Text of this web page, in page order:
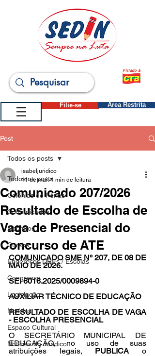
Filiado à
Filie-se Área Restrita
Post
Todos os posts
Colônias de Férias
Comunicados
Decretos
Cursos
Endereços DREs / Escolas
Congresso
Legislação
Notícias
Espaço Cultural
Notícias do Jurídico
Todos os posts
Comunicado 207/2026
Resultado de Escolha de
Vaga de Presencial do
Concurso de ATE
isabeljuridico
11 de mai. 1 min de leitura
COMUNICADO SME Nº 207, DE 08 DE
MAIO DE 2026.
SEI 6016.2025/0009894-0
AUXILIAR TÉCNICO DE EDUCAÇÃO
RESULTADO DE ESCOLHA DE VAGA
- ESCOLHA PRESENCIAL
O SECRETÁRIO MUNICIPAL DE
EDUCAÇÃO, no uso de suas
atribuições legais, PUBLICA o